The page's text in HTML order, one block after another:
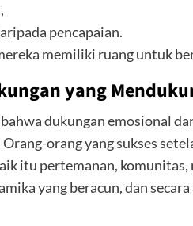
pencapaian.
memiliki ruang untuk
yang
dukungan emosional
orang yang sukses
itu pertemanan, komunitas,
yang beracun, dan